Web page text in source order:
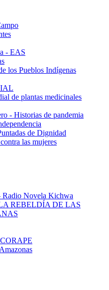
- EAS
los Pueblos Indígenas
de plantas medicinales
- Historias de pandemia
de Dignidad
las mujeres
Radio Novela Kichwa
REBELDÍA DE LAS